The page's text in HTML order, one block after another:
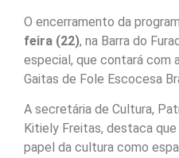
O encerramento da
feira (22), na Barra do
especial, que contará com
Gaitas de Fole Escocesa
A secretária de Cultura,
Kitiely Freitas, destaca
papel da cultura como